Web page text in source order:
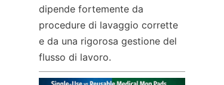
dipende fortemente da
procedure di lavaggio corrette
e da una rigorosa gestione del
flusso di lavoro.